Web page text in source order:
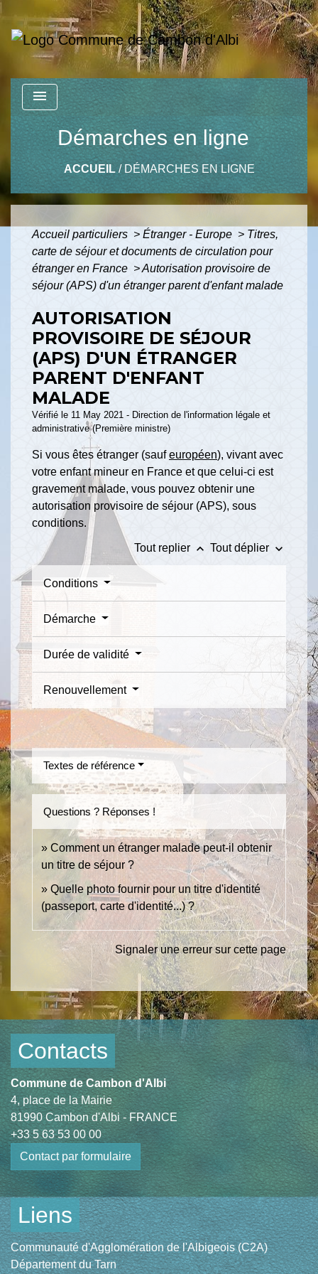
menu
Démarches en ligne
ACCUEIL/ DÉMARCHES EN LIGNE
Accueil particuliers > Étranger - Europe > Titres,
carte de séjour et documents de circulation pour
étranger en France >Autorisation provisoire de
séjour (APS) d'un étranger parent d'enfant malade
AUTORISATION
PROVISOIRE DE SÉJOUR
(APS) D'UN ÉTRANGER
PARENT D'ENFANT
MALADE
Vérifié le 11 May 2021 - Direction de l'information légale et
administrative (Première ministre)
Si vous êtes étranger (saufeuropéen), vivant avec
votre enfant mineur en France et que celui-ci est
gravement malade, vous pouvez obtenir une
autorisation provisoire de séjour (APS), sous
conditions.
Tout replier keyboard_arrow_up Tout déplier keyboard_arrow_down
Conditions
Démarche
Durée de validité
Renouvellement
Textes de référence
Questions ? Réponses !
Comment un étranger malade peut-il obtenir
un titre de séjour ?
Quelle photo fournir pour un titre d'identité
(passeport, carte d'identité...) ?
Signaler une erreur sur cette page
Contacts
Commune de Cambon d'Albi
4, place de la Mairie
81990 Cambon d'Albi - FRANCE
+33 5 63 53 00 00
Contact par formulaire
Liens
Communauté d'Agglomération de l'Albigeois (C2A)
Département du Tarn